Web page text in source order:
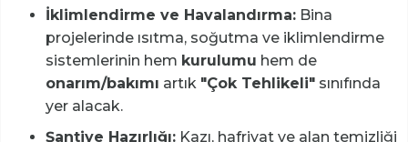
İklimlendirme ve Havalandırma: Bina
projelerinde ısıtma, soğutma ve iklimlendirme
sistemlerinin hem kurulumu hem de
onarım/bakımı artık "Çok Tehlikeli" sınıfında
yer alacak.
Şantiye Hazırlığı: Kazı, hafriyat ve alan temizliği